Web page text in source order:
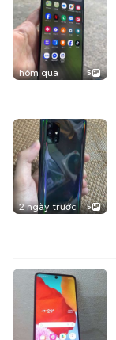
hôm qua 5
2 ngày trước 5